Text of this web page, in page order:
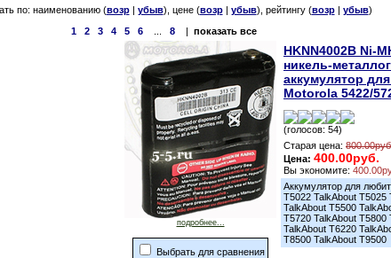
по: наименованию (возр| убыв), цене (возр| убыв), рейтингу (возр| убыв)
1
2 3 4 5 6... 8| показать все
подробнее...
Выбрать для сравнения
HKNN4002B Ni-
никель-
аккумулятор
Motorola 5422/
(голосов: 54)
Старая цена:
Цена: 400.00руб.
Вы экономите:
Аккумулятор для
T5022 TalkAbout T5025
TalkAbout T5500
T5720 TalkAbout T5800
TalkAbout T6220
T8500 TalkAbout T9500